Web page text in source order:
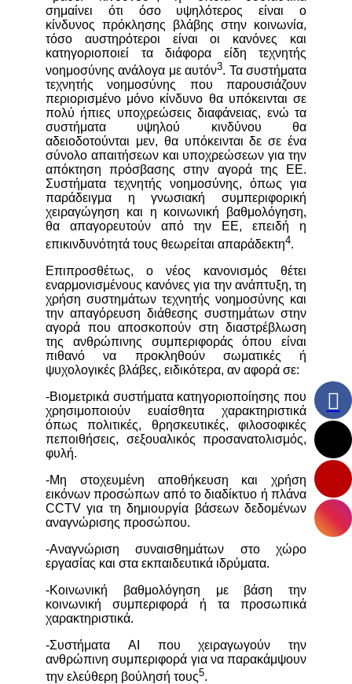
σημαίνει ότι όσο υψηλότερος είναι ο
κίνδυνος πρόκλησης βλάβης στην κοινωνία,
τόσο αυστηρότεροι είναι οι κανόνες και
κατηγοριοποιεί τα διάφορα είδη τεχνητής
νοημοσύνης ανάλογα με αυτόν3. Τα συστήματα
τεχνητής νοημοσύνης που παρουσιάζουν
περιορισμένο μόνο κίνδυνο θα υπόκεινται σε
πολύ ήπιες υποχρεώσεις διαφάνειας, ενώ τα
συστήματα υψηλού κινδύνου θα
αδειοδοτούνται μεν, θα υπόκεινται δε σε ένα
σύνολο απαιτήσεων και υποχρεώσεων για την
απόκτηση πρόσβασης στην αγορά της ΕΕ.
Συστήματα τεχνητής νοημοσύνης, όπως για
παράδειγμα η γνωσιακή συμπεριφορική
χειραγώγηση
και η κοινωνική βαθμολόγηση,
θα απαγορευτούν από την ΕΕ, επειδή η
επικινδυνότητά τους θεωρείται απαράδεκτη4.
Επιπροσθέτως, ο νέος κανονισμός θέτει
εναρμονισμένους κανόνες για την ανάπτυξη, τη
χρήση συστημάτων τεχνητής νοημοσύνης και
την απαγόρευση διάθεσης συστημάτων στην
αγορά που αποσκοπούν στη διαστρέβλωση
της ανθρώπινης συμπεριφοράς όπου είναι
πιθανό να προκληθούν σωματικές ή
ψυχολογικές βλάβες, ειδικότερα, αν αφορά σε:
-Βιομετρικά συστήματα κατηγοριοποίησης που
χρησιμοποιούν ευαίσθητα χαρακτηριστικά
όπως πολιτικές, θρησκευτικές, φιλοσοφικές
πεποιθήσεις, σεξουαλικός προσανατολισμός,
φυλή.
-Μη στοχευμένη αποθήκευση και χρήση
εικόνων προσώπων από το διαδίκτυο ή πλάνα
CCTV για τη δημιουργία βάσεων δεδομένων
αναγνώρισης προσώπου.
-Αναγνώριση συναισθημάτων στο χώρο
εργασίας και στα εκπαιδευτικά ιδρύματα.
-Κοινωνική βαθμολόγηση με βάση την
κοινωνική συμπεριφορά ή τα προσωπικά
χαρακτηριστικά.
-Συστήματα AI που χειραγωγούν την
ανθρώπινη συμπεριφορά για να παρακάμψουν
την ελεύθερη βούλησή τους5.